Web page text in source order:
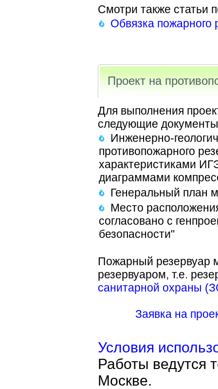
Смотри также статьи
Обвязка пожарного
Проект на
Для выполнения
следующие
Инженерно-
противопожарного
характеристиками
диаграммами
Генеральный план
Место
согласовано с
безопасности"
Пожарный резервуар
резервуаром, т.е.
санитарной охраны
Заявка на
Условия
Работы ведутся
Москве.